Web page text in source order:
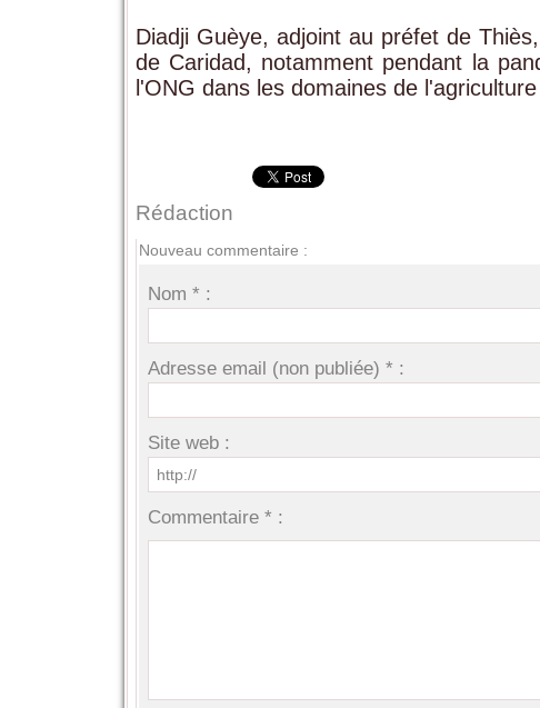
Diadji Guèye, adjoint au préfet de
de Caridad, notamment pendant la
l'ONG dans les domaines de
Rédaction
Nouveau commentaire :
Nom * :
Adresse email (non publiée) * :
Site web :
Commentaire * :